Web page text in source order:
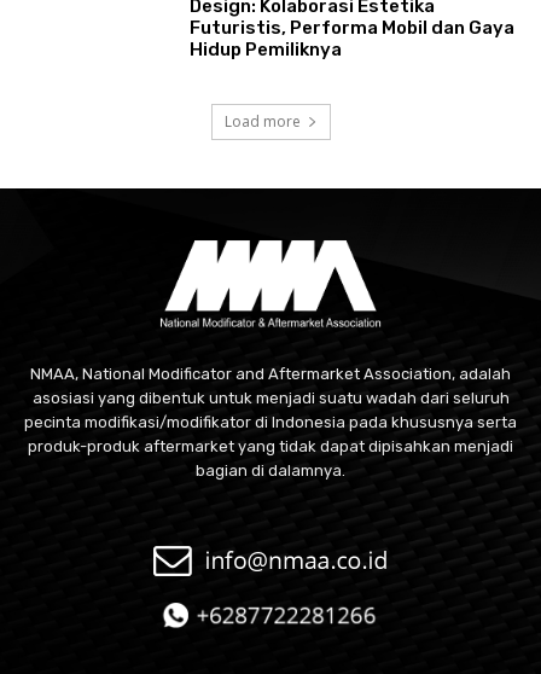
Design: Kolaborasi Estetika
Futuristis, Performa Mobil dan Gaya
Hidup Pemiliknya
Load more
NMAA, National Modificator and Aftermarket Association, adalah
asosiasi yang dibentuk untuk menjadi suatu wadah dari seluruh
pecinta modifikasi/modifikator di Indonesia pada khususnya serta
produk-produk aftermarket yang tidak dapat dipisahkan menjadi
bagian di dalamnya.